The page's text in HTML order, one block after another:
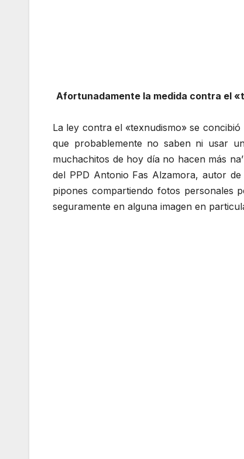
Afortunadamente la medida contra el
La ley contra el «texnudismo» se
que probablemente no saben ni usar
muchachitos de hoy día no hacen más
del PPD Antonio Fas Alzamora, autor
pipones compartiendo fotos personales
seguramente en alguna imagen en